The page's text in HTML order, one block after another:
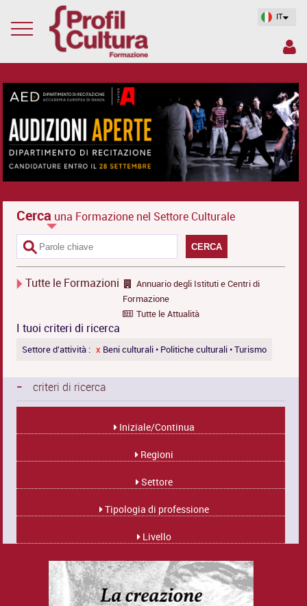
IT
Cerca una Formazione nel Settore Culturale
CERCA
Tutte le Formazioni
Annuario degli Istituti e Centri di
Formazione
Tutte le Attualità
I tuoi criteri di ricerca
Settore d'attività : x Beni culturali • Politiche culturali • Turismo
- criteri di ricerca
Iniziale/Continua
Regioni
Settore
Tipologia di professione
Livello